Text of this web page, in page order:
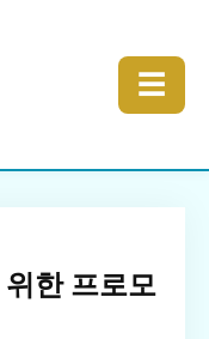
☰
한 프로모